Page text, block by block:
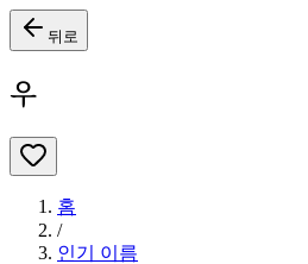
뒤로
우
홈
/
인기 이름